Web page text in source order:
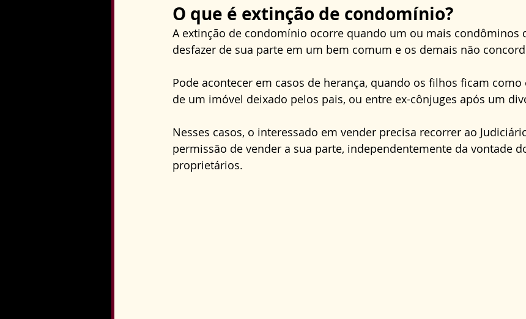
O que é extinção de condomínio?
A extinção de condomínio ocorre quando um ou mais condôminos
desfazer de sua parte em um bem comum e os demais não
Pode acontecer em casos de herança, quando os filhos ficam
de um imóvel deixado pelos pais, ou entre ex-cônjuges após um
Nesses casos, o interessado em vender precisa recorrer ao
permissão de vender a sua parte, independentemente da vontade
proprietários.